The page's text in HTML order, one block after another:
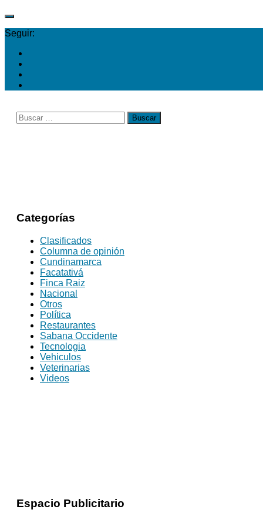
Seguir:
Buscar:
Categorías
Clasificados
Columna de opinión
Cundinamarca
Facatativá
Finca Raiz
Nacional
Otros
Política
Restaurantes
Sabana Occidente
Tecnologia
Vehiculos
Veterinarias
Videos
Espacio Publicitario